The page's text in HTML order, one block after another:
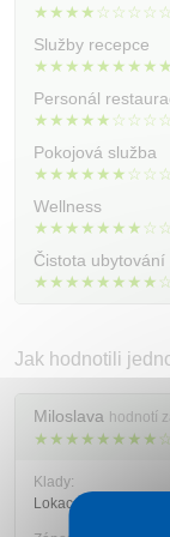
Kontakt
Služby recepce
Personál
Pokojová služba
Wellness
Čistota ubytování
Jak hodnotili
Miloslava hodnotí
Klady:
Lokace Hrebienku,